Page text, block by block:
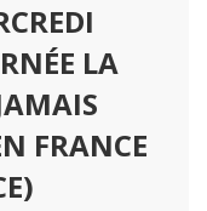
LA
FRANCE